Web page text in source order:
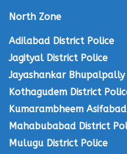
North Zone
Adilabad District Police
Jagityal District Police
Jayashankar Bhupalpally
Kothagudem District
Kumarambheem
Mahabubabad District
Mulugu District Police